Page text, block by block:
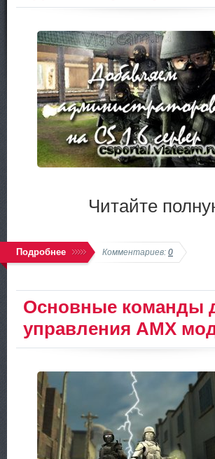
Читайте
Подробнее Комментариев: 0
Основные команды
управления AMX